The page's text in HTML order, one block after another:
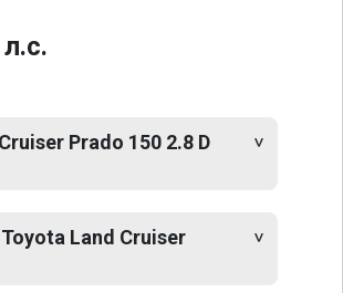
Prado 150 2.8 D
Land Cruiser